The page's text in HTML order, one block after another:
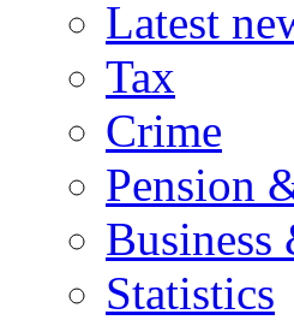
Latest
Tax
Crime
Pension
Statistics